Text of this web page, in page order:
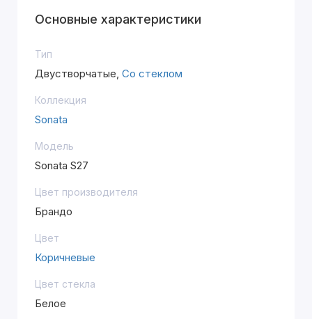
Основные характеристики
Тип
Двустворчатые, Со стеклом
Коллекция
Sonata
Модель
Sonata S27
Цвет производителя
Брандо
Цвет
Коричневые
Цвет стекла
Белое